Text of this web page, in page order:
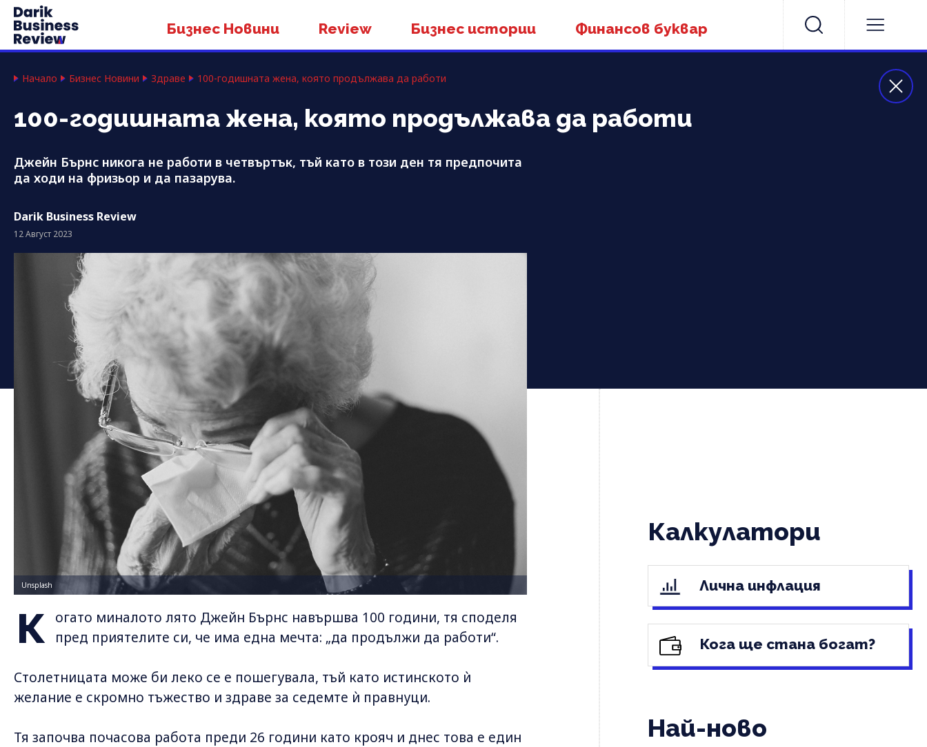
Бизнес Новини Review Бизнес истории Финансов буквар
Начало Бизнес Новини Здраве 100-годишната жена, която продължава да работи
100-годишната жена, която продължава да работи
Джейн Бърнс никога не работи в четвъртък, тъй като в този ден тя предпочита
да ходи на фризьор и да пазарува.
Darik Business Review
12 Август 2023
Unsplash
К
огато миналото лято Джейн Бърнс навършва 100 години, тя споделя
пред приятелите си, че има една мечта: „да продължи да работи“.
Столетницата може би леко се е пошегувала, тъй като истинското ѝ
желание е скромно тъжество и здраве за седемте ѝ правнуци.
Тя започва почасова работа преди 26 години като крояч и днес това е един
Калкулатори
Лична инфлация
Кога ще стана богат?
Най-ново